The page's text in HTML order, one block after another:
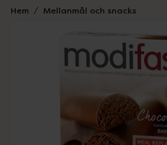
Hem Mellanmål och snacks
Lista: . Innehåller 1 objekt.